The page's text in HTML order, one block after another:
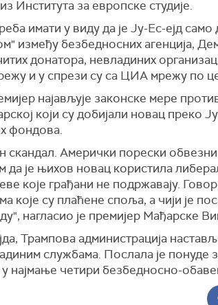
Института за европске студије.
имати у виду да је Ју-Ес-ејд
између безбедносних агенција,
донатора, невладиних
и у спрези су са ЦИА мрежу по
најављује законске мере
који су добијали новац преко
фондова.
скандал. Амерички порески
да је њихов новац користила
које грађани не подржавају.
које су плаћене споља, а чији је
нагласио је премијер Мађарске
Трампова администрација
службама. Послала је понуде
најмање четири безбедносно-